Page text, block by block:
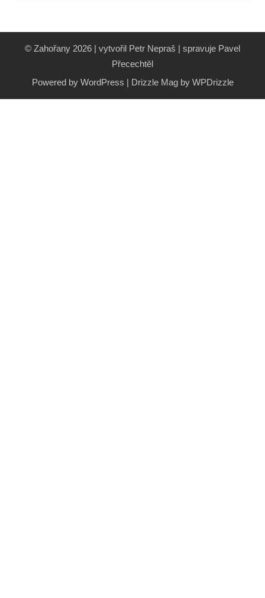
© Zahořany 2026 | vytvořil Petr Nepraš | spravuje Pavel
Přecechtěl
Powered by WordPress | Drizzle Mag by WPDrizzle